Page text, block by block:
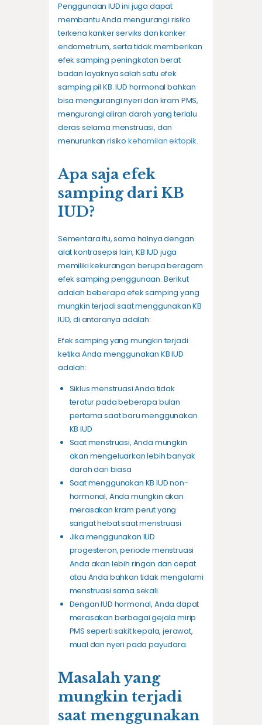
Penggunaan IUD ini juga dapat
membantu Anda mengurangi risiko
terkena kanker serviks dan kanker
endometrium, serta tidak memberikan
efek samping peningkatan berat
badan layaknya salah satu efek
samping pil KB. IUD hormonal bahkan
bisa mengurangi nyeri dan kram PMS,
mengurangi aliran darah yang terlalu
deras selama menstruasi, dan
menurunkan risiko kehamilan ektopik.
Apa saja efek
samping dari KB
IUD?
Sementara itu, sama halnya dengan
alat kontrasepsi lain, KB IUD juga
memiliki kekurangan berupa beragam
efek samping penggunaan. Berikut
adalah beberapa efek samping yang
mungkin terjadi saat menggunakan KB
IUD, di antaranya adalah:
Efek samping yang mungkin terjadi
ketika Anda menggunakan KB IUD
adalah:
Siklus menstruasi Anda tidak
teraturpada beberapa bulan
pertama saat baru menggunakan
KB IUD
Saat menstruasi, Anda mungkin
akan mengeluarkan lebih banyak
darah dari biasa
Saat menggunakan KB IUD non-
hormonal, Anda mungkin akan
merasakan kram perut yang
sangat hebat saat menstruasi
Jika menggunakan IUD
progesteron, periode menstruasi
Anda akan lebih ringan dan cepat
atau Anda bahkan tidak mengalami
menstruasi sama sekali.
Dengan IUD hormonal, Anda dapat
merasakan berbagai gejala mirip
PMS seperti sakit kepala,jerawat,
mual dan nyeri pada payudara.
Masalah yang
mungkin terjadi
saat menggunakan